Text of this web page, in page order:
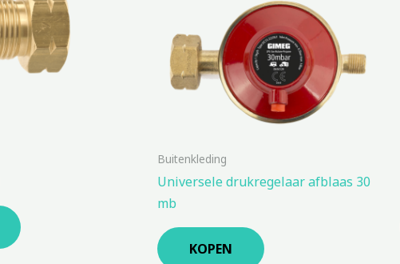
Buitenkleding
Universele drukregelaar afblaas 30
mb
KOPEN